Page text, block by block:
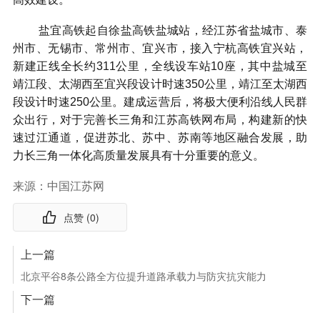
盐宜高铁起自徐盐高铁盐城站，经江苏省盐城市、泰
州市、无锡市、常州市、宜兴市，接入宁杭高铁宜兴站，
新建正线全长约311公里，全线设车站10座，其中盐城至
靖江段、太湖西至宜兴段设计时速350公里，靖江至太湖西
段设计时速250公里。建成运营后，将极大便利沿线人民群
众出行，对于完善长三角和江苏高铁网布局，构建新的快
速过江通道，促进苏北、苏中、苏南等地区融合发展，助
力长三角一体化高质量发展具有十分重要的意义。
来源：中国江苏网
点赞 (0)
上一篇
北京平谷8条公路全方位提升道路承载力与防灾抗灾能力
下一篇